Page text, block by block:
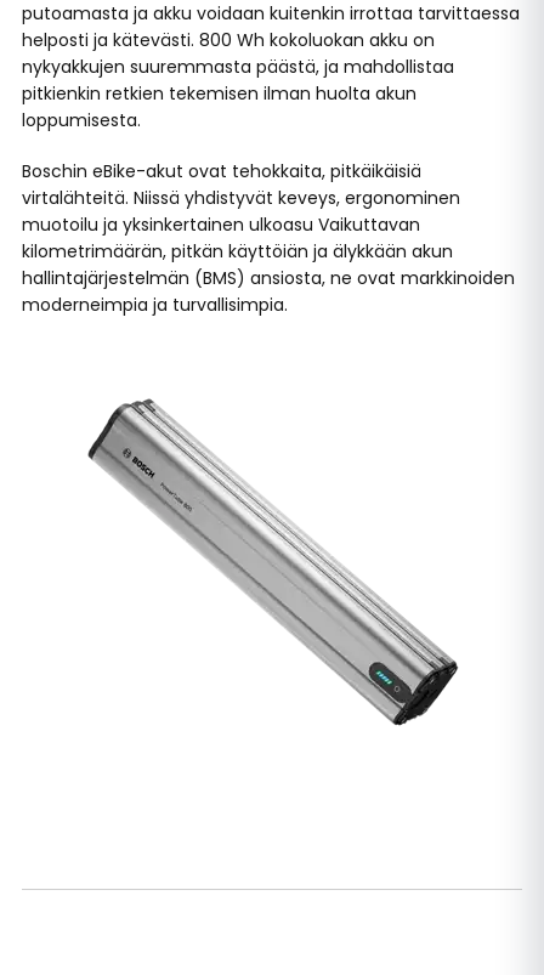
putoamasta ja akku voidaan kuitenkin irrottaa tarvittaessa
helposti ja kätevästi. 800 Wh kokoluokan akku on
nykyakkujen suuremmasta päästä, ja mahdollistaa
pitkienkin retkien tekemisen ilman huolta akun
loppumisesta.
Boschin eBike-akut ovat tehokkaita, pitkäikäisiä
virtalähteitä. Niissä yhdistyvät keveys, ergonominen
muotoilu ja yksinkertainen ulkoasu Vaikuttavan
kilometrimäärän, pitkän käyttöiän ja älykkään akun
hallintajärjestelmän (BMS) ansiosta, ne ovat markkinoiden
moderneimpia ja turvallisimpia.